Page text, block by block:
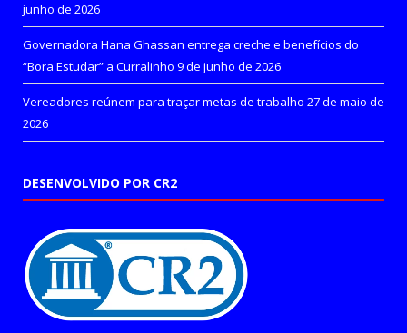
junho de 2026
Governadora Hana Ghassan entrega creche e benefícios do
“Bora Estudar” a Curralinho 9 de junho de 2026
Vereadores reúnem para traçar metas de trabalho 27 de maio de
2026
DESENVOLVIDO POR CR2